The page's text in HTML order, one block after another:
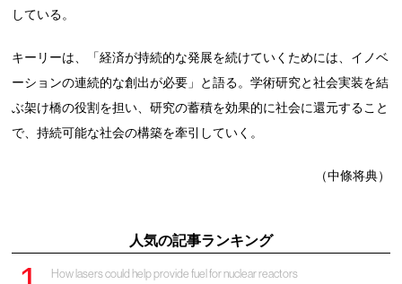
している。
キーリーは、「経済が持続的な発展を続けていくためには、イノベ
ーションの連続的な創出が必要」と語る。学術研究と社会実装を結
ぶ架け橋の役割を担い、研究の蓄積を効果的に社会に還元すること
で、持続可能な社会の構築を牽引していく。
（中條将典）
人気の記事ランキング
How lasers could help provide fuel for nuclear reactors